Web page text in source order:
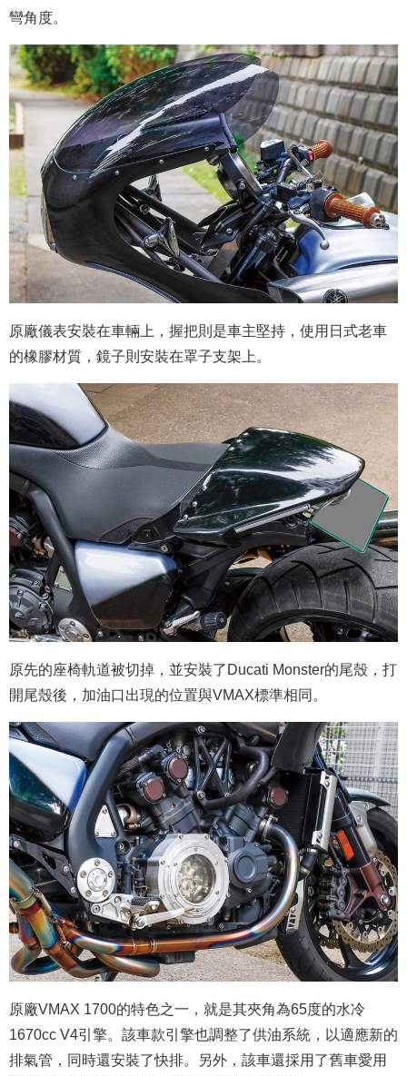
彎角度。
原廠儀表安裝在車輛上， 握把則是車主堅持，使用日式老車
的橡膠材質 ，鏡子則安裝在罩子支架上。
原先的座椅軌道被切掉，並安裝了Ducati Monster的尾殼，打
開尾殼後，加油口出現的位置與VMAX標準相同。
原廠VMAX 1700的特色之一，就是其夾角為65度的水冷
1670cc V4引擎。該車款引擎也調整了供油系統，以適應新的
排氣管，同時還安裝了快排。另外，該車還採用了舊車愛用